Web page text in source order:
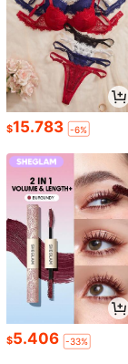
$15.783 -6%
$5.406 -33%